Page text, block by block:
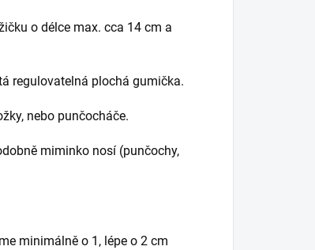
o délce max. cca 14 cm a
regulovatelná plochá gumička.
nebo punčocháče.
miminko nosí (punčochy,
minimálně o 1, lépe o 2 cm